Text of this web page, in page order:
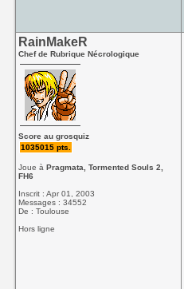
RainMakeR
Chef de Rubrique Nécrologique
Score au grosquiz
1035015 pts.
Joue àPragmata, Tormented Souls 2,
FH6
Inscrit : Apr 01, 2003
Messages : 34552
De : Toulouse
Hors ligne